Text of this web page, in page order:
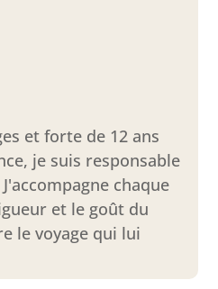
et forte de 12 ans
je suis responsable
chaque
et le goût du
le voyage qui lui